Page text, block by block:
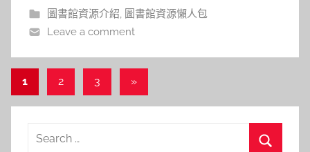
對醫學「不確定性」
圖書館資源介紹, 圖書館資源懶人包
Leave a comment
文
章
1 2 3
Next
»
Search